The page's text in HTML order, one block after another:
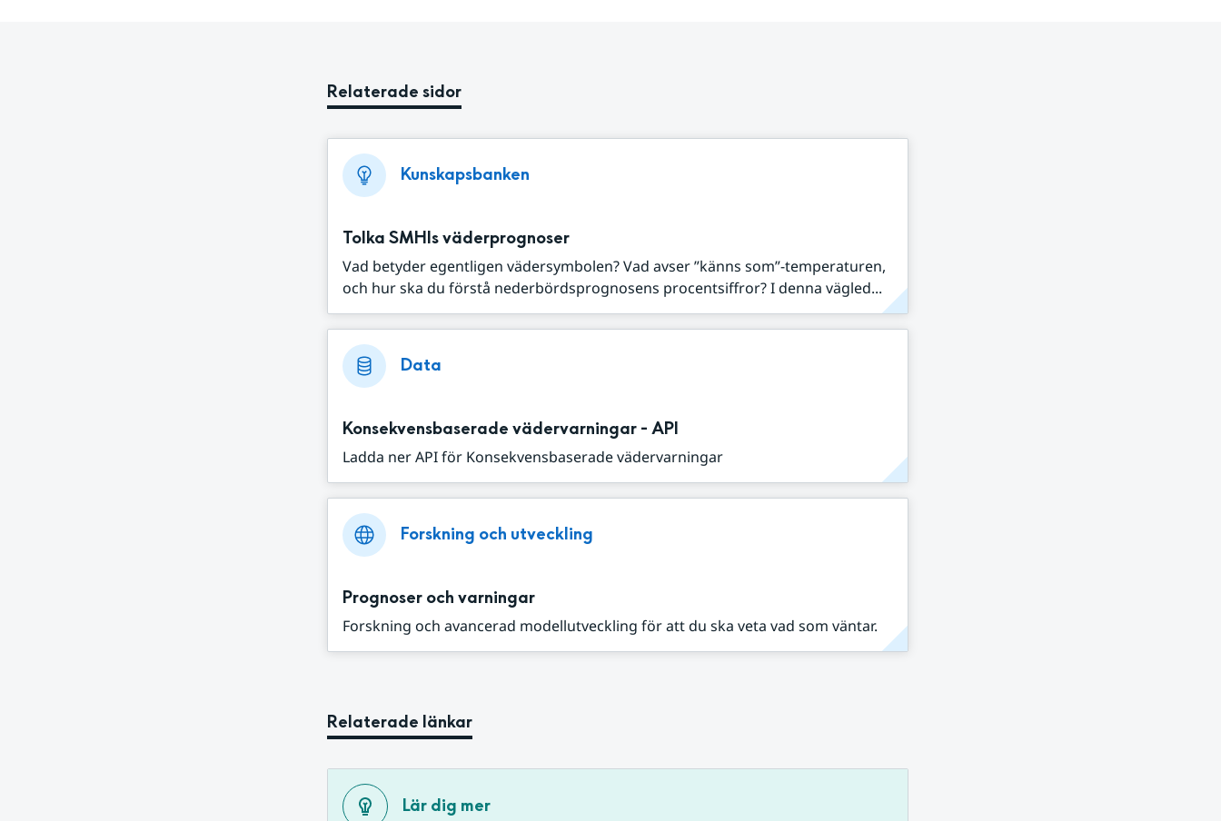
Relaterade sidor
Kunskapsbanken
Tolka SMHIs väderprognoser
Vad betyder egentligen vädersymbolen? Vad avser ”känns som”-temperaturen,
och hur ska du förstå nederbördsprognosens procentsiffror? I denna vägled...
Data
Konsekvensbaserade vädervarningar - API
Ladda ner API för Konsekvensbaserade vädervarningar
Forskning och utveckling
Prognoser och varningar
Forskning och avancerad modellutveckling för att du ska veta vad som väntar.
Relaterade länkar
Lär dig mer